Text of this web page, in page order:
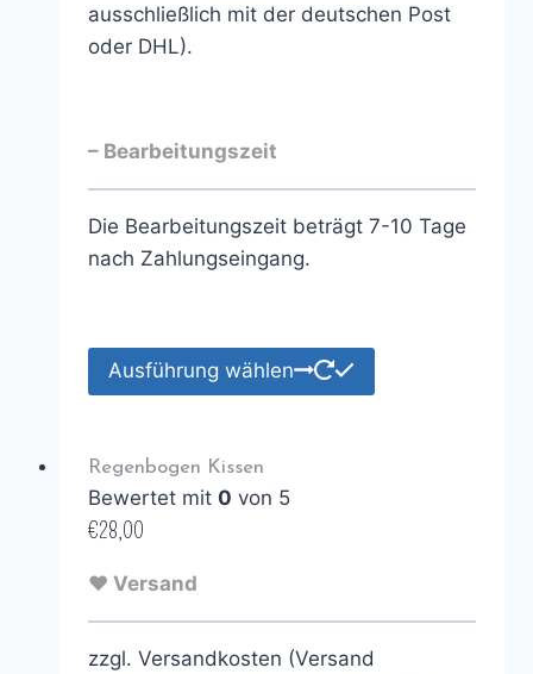
ausschließlich mit der deutschen Post
oder DHL).
– Bearbeitungszeit
Die Bearbeitungszeit beträgt 7-10 Tage
nach Zahlungseingang.
Ausführung wählen
Regenbogen Kissen
Bewertet mit 0 von 5
€28,00
♥ Versand
zzgl. Versandkosten (Versand